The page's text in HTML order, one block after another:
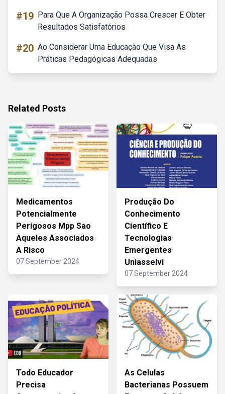
#19 Para Que A Organização Possa Crescer E Obter
Resultados Satisfatórios
#20 Ao Considerar Uma Educação Que Visa As
Práticas Pedagógicas Adequadas
Related Posts
Medicamentos
Potencialmente
Perigosos Mpp Sao
Aqueles Associados
A Risco
07 September 2024
Produção Do
Conhecimento
Científico E
Tecnologias
Emergentes
Uniasselvi
07 September 2024
Todo Educador
Precisa
As Celulas
Bacterianas Possuem